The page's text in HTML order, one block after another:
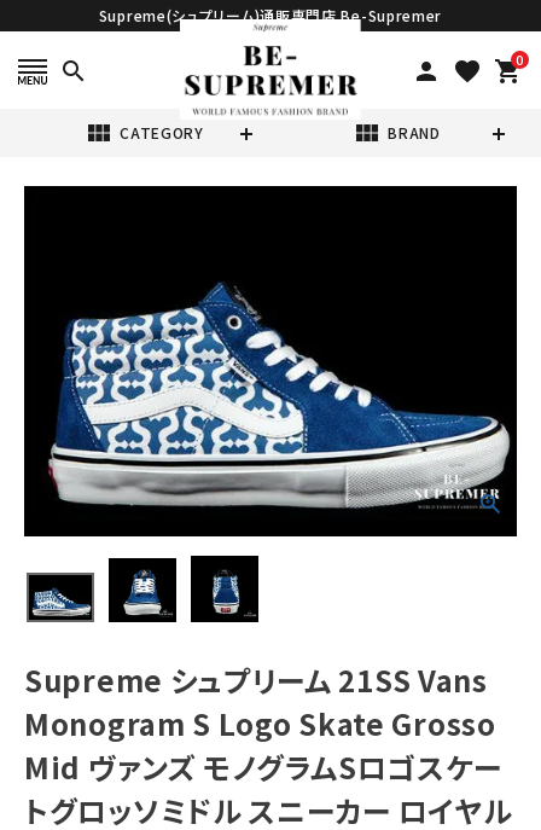
Supreme(シュプリーム)通販専門店 Be-Supremer
search person favorite 0
shopping_cart
view_module CATEGORY view_module BRAND
Supreme シュプ
リーム 21SS
Monogram S
ァンズ モノグラム
Sロゴスケートグ
ロッソミドル スニ
ーカー ロイヤル
¥34,980 (税込)
NEW ITEMS
CATEGORY
Tシャツ・ロングスリーブ
パーカー・トレーナー
ジャケット・アウター
キャップ・ハット
Supreme シュプリーム 21SS Vans
Monogram S Logo Skate Grosso
Mid ヴァンズ モノグラムSロゴスケー
トグロッソミドル スニーカー ロイヤル